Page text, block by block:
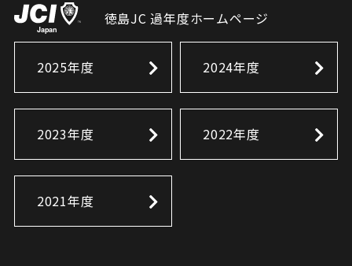
徳島JC 過年度ホームページ
2025年度 2024年度
2023年度 2022年度
2021年度